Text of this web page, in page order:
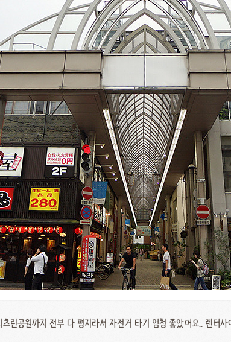
린공원까지 전부 다 평지라서 자전거 타기 엄청 좋았어요.. 렌터